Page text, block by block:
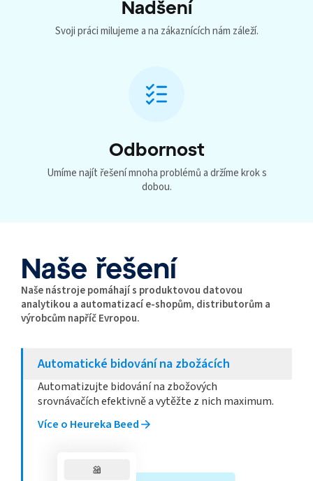
Nadšení
Svoji práci milujeme a na zákaznících nám záleží.
Odbornost
Umíme najít řešení mnoha problémů a držíme krok s
dobou.
Naše řešení
Naše nástroje pomáhají s produktovou datovou
analytikou a automatizací e-shopům, distributorům a
výrobcům napříč Evropou.
Automatické bidování na zbožácích
Automatizujte bidování na zbožových
srovnávačích efektivně a vytěžte z nich maximum.
Více o Heureka Beed